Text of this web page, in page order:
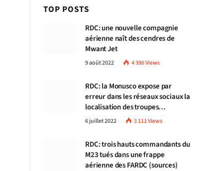
TOP POSTS
RDC: une nouvelle compagnie
aérienne naît des cendres de
Mwant Jet
9 août 2022 4 396Views
RDC: la Monusco expose par
erreur dans les réseaux sociaux la
localisation des troupes
congolaises
6 juillet 2022 3 111Views
RDC: trois hauts commandants du
M23 tués dans une frappe
aérienne des FARDC (sources)